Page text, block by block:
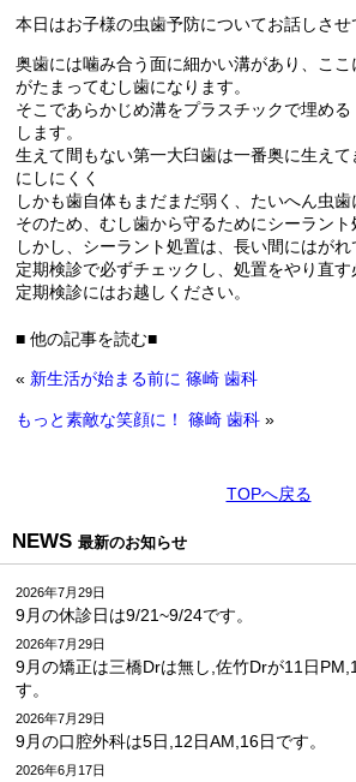
本日はお子様の虫歯予防についてお話しさせ
奥歯には噛み合う面に細かい溝があり、こ
がたまってむし歯になります。
そこであらかじめ溝をプラスチックで埋め
します。
生えて間もない第一大臼歯は一番奥に生え
にしにくく
しかも歯自体もまだまだ弱く、たいへん虫歯
そのため、むし歯から守るためにシーラント
しかし、シーラント処置は、長い間にはがれ
定期検診で必ずチェックし、処置をやり直す
定期検診にはお越しください。
■ 他の記事を読む■
« 新生活が始まる前に 篠崎 歯科
もっと素敵な笑顔に！ 篠崎 歯科 »
TOPへ戻る
NEWS 最新のお知らせ
2026年7月29日
9月の休診日は9/21~9/24です。
2026年7月29日
9月の矯正は三橋Drは無し,佐竹Drが11日
す。
2026年7月29日
9月の口腔外科は5日,12日AM,16日です。
2026年6月17日